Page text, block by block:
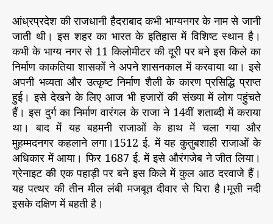
आंध्रप्रदेश की राजधानी हैदराबाद कभी भाग्यनगर के नाम से जानी
जाती थी। इस शहर का भारत के इतिहास में विशिष्ट स्थान है।
कभी के भाग्य नगर से 11 किलोमीटर की दूरी पर बने इस किले का
निर्माण काकतिया शासकों ने अपने शासनकाल में करवाया था। इसे
अपनी भव्यता और उत्कृष्ट निर्माण शैली के कारण प्रसिद्धि प्राप्त
हुई। इसे देखने के लिए आज भी हजारों की संख्या में लोग पहुंचते
हैं। इस दुर्ग का निर्माण वारंगल के राजा ने 14वीं शताब्दी में कराया
था। बाद में यह बहमनी राजाओं के हाथ में चला गया और
मुहम्मदनगर कहलाने लगा।1512 ई. में यह कुतुबशाही राजाओं के
अधिकार में आया। फिर 1687 ई. में इसे औरंगजेब ने जीत लिया।
ग्रेनाइट की एक पहाड़ी पर बने इस किले में कुल आठ दरवाजे हैं।
यह पत्थर की तीन मील लंबी मजबूत दीवार से घिरा है।मूसी नदी
इसके दक्षिण में बहती है।